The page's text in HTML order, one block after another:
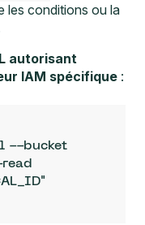
les conditions ou la
autorisant
IAM spécifique :
--bucket